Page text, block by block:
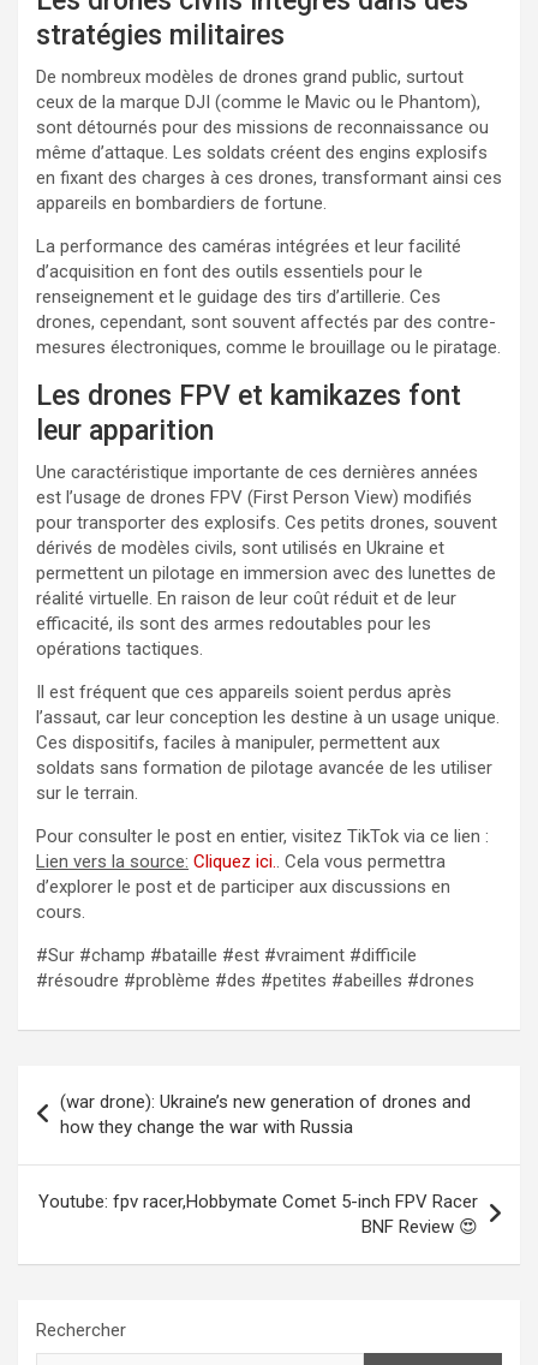
stratégies militaires
De nombreux modèles de drones grand public, surtout
ceux de la marque DJI (comme le Mavic ou le Phantom),
sont détournés pour des missions de reconnaissance ou
même d’attaque. Les soldats créent des engins explosifs
en fixant des charges à ces drones, transformant ainsi ces
appareils en bombardiers de fortune.
La performance des caméras intégrées et leur facilité
d’acquisition en font des outils essentiels pour le
renseignement et le guidage des tirs d’artillerie. Ces
drones, cependant, sont souvent affectés par des contre-
mesures électroniques, comme le brouillage ou le piratage.
Les drones FPV et kamikazes font
leur apparition
Une caractéristique importante de ces dernières années
est l’usage de drones FPV (First Person View) modifiés
pour transporter des explosifs. Ces petits drones, souvent
dérivés de modèles civils, sont utilisés en Ukraine et
permettent un pilotage en immersion avec des lunettes de
réalité virtuelle. En raison de leur coût réduit et de leur
efficacité, ils sont des armes redoutables pour les
opérations tactiques.
Il est fréquent que ces appareils soient perdus après
l’assaut, car leur conception les destine à un usage unique.
Ces dispositifs, faciles à manipuler, permettent aux
soldats sans formation de pilotage avancée de les utiliser
sur le terrain.
Pour consulter le post en entier, visitez TikTok via ce lien :
Lien vers la source: Cliquez ici.. Cela vous permettra
d’explorer le post et de participer aux discussions en
cours.
#Sur #champ #bataille #est #vraiment #difficile
#résoudre #problème #des #petites #abeilles #drones
de
l’article
(war drone): Ukraine’s new generation of drones and
how they change the war with Russia
Youtube: fpv racer,Hobbymate Comet 5-inch FPV Racer
BNF Review 😍
Rechercher